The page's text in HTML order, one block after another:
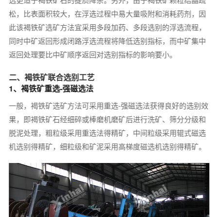
松，比表面积较大，在浮选过程中易大量吸附和消耗药剂，因
此该褐铁矿选矿方法宜采用多段加药、多段选别的浮选流程，
同时中矿返回形成闭路浮选流程将降低选别指标，而中矿集中
返回处理要比中矿顺序返回对选别指标的影响要小。
二、褐铁矿联合选别工艺
1、褐铁矿重选-强磁选法
一般，褐铁矿选矿方法可采用重选-强磁选法获得良好的选别效
果，即褐铁矿石经细碎或棒磨机磨矿后进行洗矿、筛分分级和
脱泥处理，粗粒级采用重选法得精矿，中间粒级采用辊式磁选
机选别得精矿，细粒级和矿泥采用高梯度磁选机选别得精矿。